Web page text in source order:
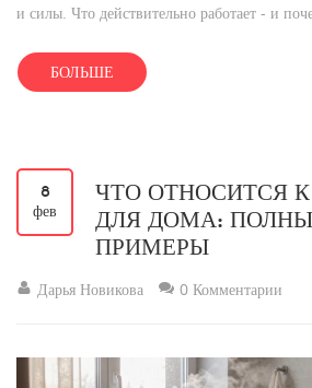
и силы. Что действительно работает - и
БОЛЬШЕ
8
фев
ЧТО ОТНОСИТСЯ
ДЛЯ ДОМА:
ПРИМЕРЫ
Дарья Новикова 0 Комментарии